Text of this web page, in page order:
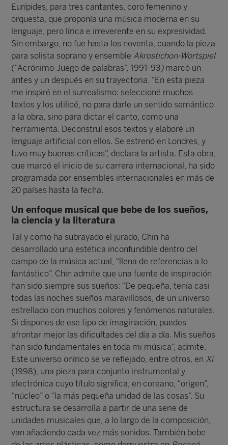
Eurípides, para tres cantantes, coro femenino y
orquesta, que proponía una música moderna en su
lenguaje, pero lírica e irreverente en su expresividad.
Sin embargo, no fue hasta los noventa, cuando la pieza
para solista soprano y ensemble Akrostichon-Wortspiel
(“Acrónimo-Juego de palabras”, 1991-93) marcó un
antes y un después en su trayectoria. “En esta pieza
me inspiré en el surrealismo: seleccioné muchos
textos y los utilicé, no para darle un sentido semántico
a la obra, sino para dictar el canto, como una
herramienta. Deconstruí esos textos y elaboré un
lenguaje artificial con ellos. Se estrenó en Londres, y
tuvo muy buenas críticas”, declara la artista. Esta obra,
que marcó el inicio de su carrera internacional, ha sido
programada por ensembles internacionales en más de
20 países hasta la fecha.
Un enfoque musical que bebe de los sueños,
la ciencia y la literatura
Tal y como ha subrayado el jurado, Chin ha
desarrollado una estética inconfundible dentro del
campo de la música actual, “llena de referencias a lo
fantástico”. Chin admite que una fuente de inspiración
han sido siempre sus sueños: “De pequeña, tenía casi
todas las noches sueños maravillosos, de un universo
estrellado con muchos colores y fenómenos naturales.
Si dispones de ese tipo de imaginación, puedes
afrontar mejor las dificultades del día a día. Mis sueños
han sido fundamentales en toda mi música”, admite.
Este universo onírico se ve reflejado, entre otros, en Xi
(1998), una pieza para conjunto instrumental y
electrónica cuyo título significa, en coreano, “origen”,
“núcleo” o “la más pequeña unidad de las cosas”. Su
estructura se desarrolla a partir de una serie de
unidades musicales que, a lo largo de la composición,
van añadiendo cada vez más sonidos. También bebe